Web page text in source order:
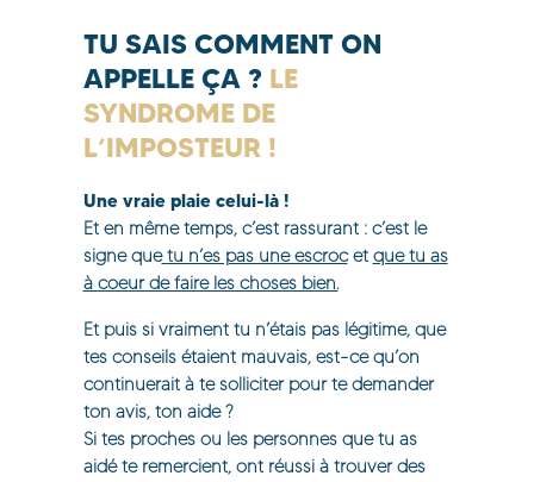
TU SAIS COMMENT ON
APPELLE ÇA ? LE
SYNDROME DE
L’IMPOSTEUR !
Une vraie plaie celui-là !
Et en même temps, c’est rassurant : c’est le
signe que tu n’es pas une escroc et que tu as
à coeur de faire les choses bien.
Et puis si vraiment tu n’étais pas légitime, que
tes conseils étaient mauvais, est-ce qu’on
continuerait à te solliciter pour te demander
ton avis, ton aide ?
Si tes proches ou les personnes que tu as
aidé te remercient, ont réussi à trouver des